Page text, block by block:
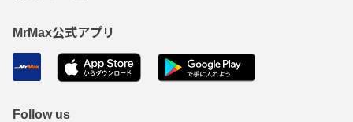
MrMax公式アプリ
Follow us